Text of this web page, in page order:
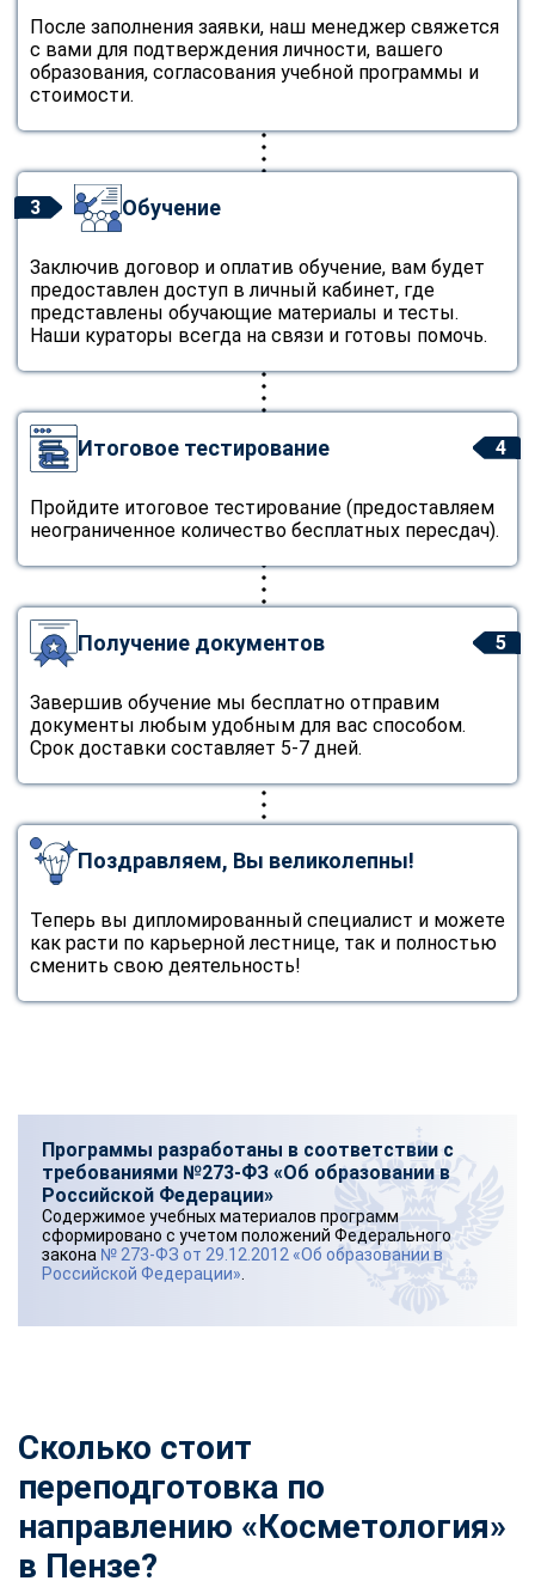
После заполнения заявки, наш менеджер свяжется
с вами для подтверждения личности, вашего
образования, согласования учебной программы и
стоимости.
3 Обучение
Заключив договор и оплатив обучение, вам будет
предоставлен доступ в личный кабинет, где
представлены обучающие материалы и тесты.
Наши кураторы всегда на связи и готовы помочь.
4
Итоговое тестирование
Пройдите итоговое тестирование (предоставляем
неограниченное количество бесплатных пересдач).
5
Получение документов
Завершив обучение мы бесплатно отправим
документы любым удобным для вас способом.
Срок доставки составляет 5-7 дней.
Поздравляем, Вы великолепны!
Теперь вы дипломированный специалист и можете
как расти по карьерной лестнице, так и полностью
сменить свою деятельность!
Программы разработаны в соответствии с
требованиями №273-ФЗ «Об образовании в
Российской Федерации»
Содержимое учебных материалов программ
сформировано с учетом положений Федерального
закона № 273-ФЗ от 29.12.2012 «Об образовании в
Российской Федерации»
Сколько стоит
переподготовка по
направлению «Косметология»
в Пензе?